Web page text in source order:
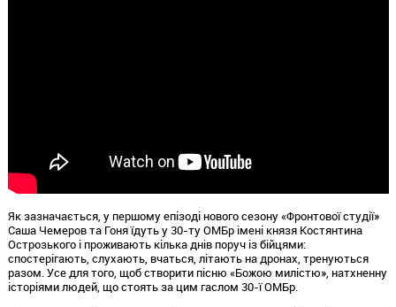
Як зазначається, у першому епізоді нового сезону «Фронтової студії»
Саша Чемеров та Гоня їдуть у 30-ту ОМБр імені князя Костянтина
Острозького і проживають кілька днів поруч із бійцями:
спостерігають, слухають, вчаться, літають на дронах, тренуються
разом. Усе для того, щоб створити пісню «Божою милістю», натхненну
історіями людей, що стоять за цим гаслом 30-ї ОМБр.